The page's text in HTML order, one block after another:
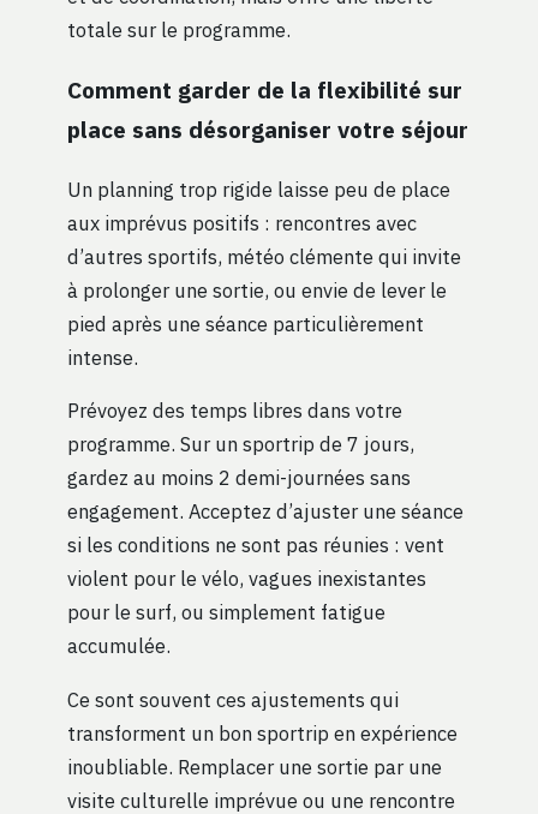
totale sur le programme.
Comment garder de la flexibilité sur
place sans désorganiser votre séjour
Un planning trop rigide laisse peu de place
aux imprévus positifs : rencontres avec
d’autres sportifs, météo clémente qui invite
à prolonger une sortie, ou envie de lever le
pied après une séance particulièrement
intense.
Prévoyez des temps libres dans votre
programme. Sur un sportrip de 7 jours,
gardez au moins 2 demi-journées sans
engagement. Acceptez d’ajuster une séance
si les conditions ne sont pas réunies : vent
violent pour le vélo, vagues inexistantes
pour le surf, ou simplement fatigue
accumulée.
Ce sont souvent ces ajustements qui
transforment un bon sportrip en expérience
inoubliable. Remplacer une sortie par une
visite culturelle imprévue ou une rencontre